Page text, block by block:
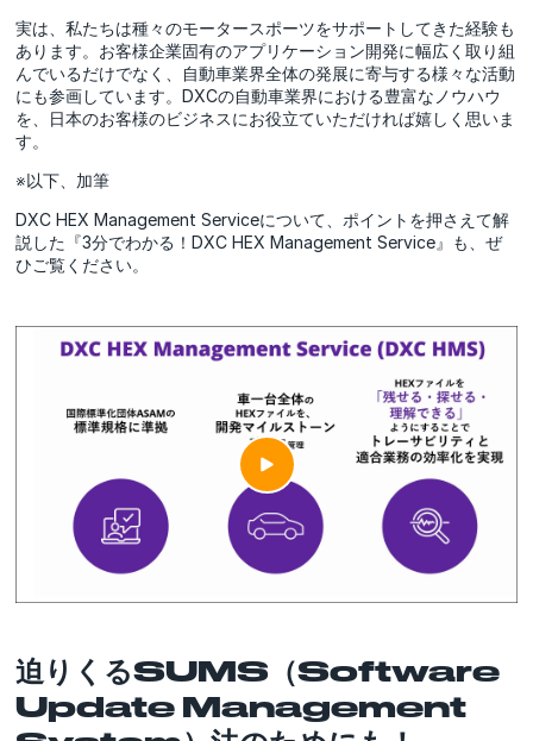
実は、私たちは種々のモータースポーツをサポートしてきた経験も
あります。お客様企業固有のアプリケーション開発に幅広く取り組
んでいるだけでなく、自動車業界全体の発展に寄与する様々な活動
にも参画しています。DXCの自動車業界における豊富なノウハウ
を、日本のお客様のビジネスにお役立ていただければ嬉しく思いま
す。
※以下、加筆
DXC HEX Management Serviceについて、ポイントを押さえて解
説した『3分でわかる！DXC HEX Management Service』も、ぜ
ひご覧ください。
迫りくるSUMS（Software
Update Management